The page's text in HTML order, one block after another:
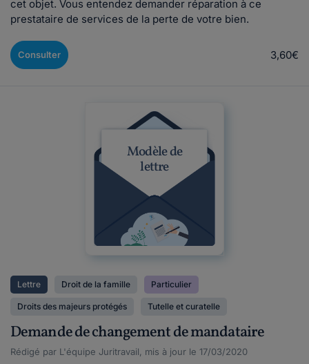
cet objet. Vous entendez demander réparation à ce
prestataire de services de la perte de votre bien.
Consulter 3,60€
Modèle de
lettre
Lettre Droit de la famille Particulier
Droits des majeurs protégés Tutelle et curatelle
Demande de changement de mandataire
Rédigé par L'équipe Juritravail, mis à jour le 17/03/2020